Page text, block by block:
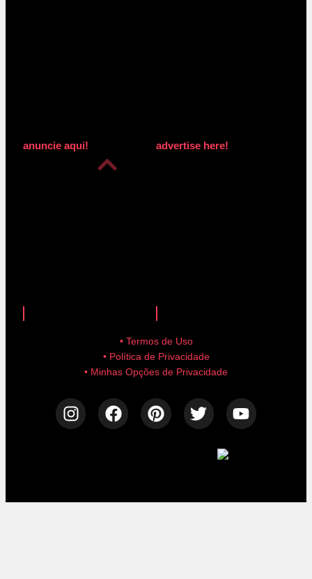
anuncie aqui! advertise here!
• Termos de Uso
• Política de Privacidade
• Minhas Opções de Privacidade